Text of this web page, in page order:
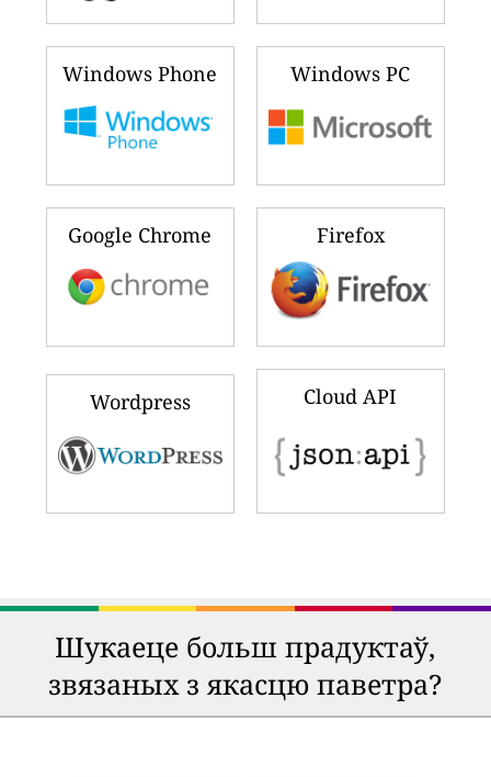
Windows Phone Windows PC
Google Chrome Firefox
Wordpress Cloud API
Шукаеце больш прадуктаў,
звязаных з якасцю паветра?